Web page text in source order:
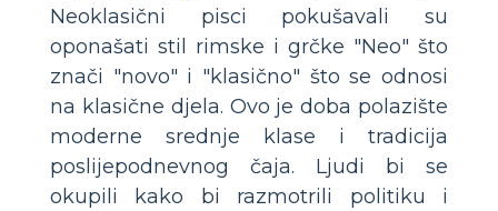
Neoklasični pisci pokušavali su
oponašati stil rimske i grčke "Neo" što
znači "novo" i "klasično" što se odnosi
na klasične djela. Ovo je doba polazište
moderne srednje klase i tradicija
poslijepodnevnog čaja. Ljudi bi se
okupili kako bi razmotrili politiku i